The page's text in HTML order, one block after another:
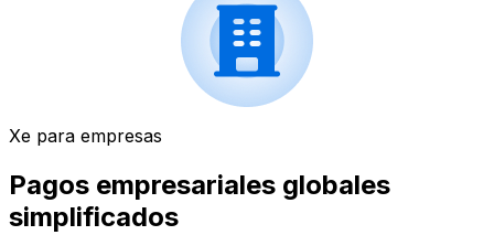
Xe para empresas
Pagos empresariales globales
simplificados